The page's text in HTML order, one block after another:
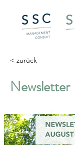
< zurück
Newsletter